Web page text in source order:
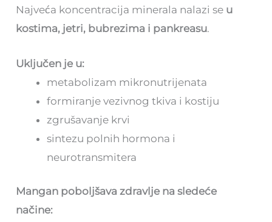
Najveća koncentracija minerala nalazi se u
kostima, jetri, bubrezima i pankreasu.
Uključen je u:
metabolizam mikronutrijenata
formiranje vezivnog tkiva i kostiju
zgrušavanje krvi
sintezu polnih hormona i
neurotransmitera
Mangan poboljšava zdravlje na sledeće
načine: